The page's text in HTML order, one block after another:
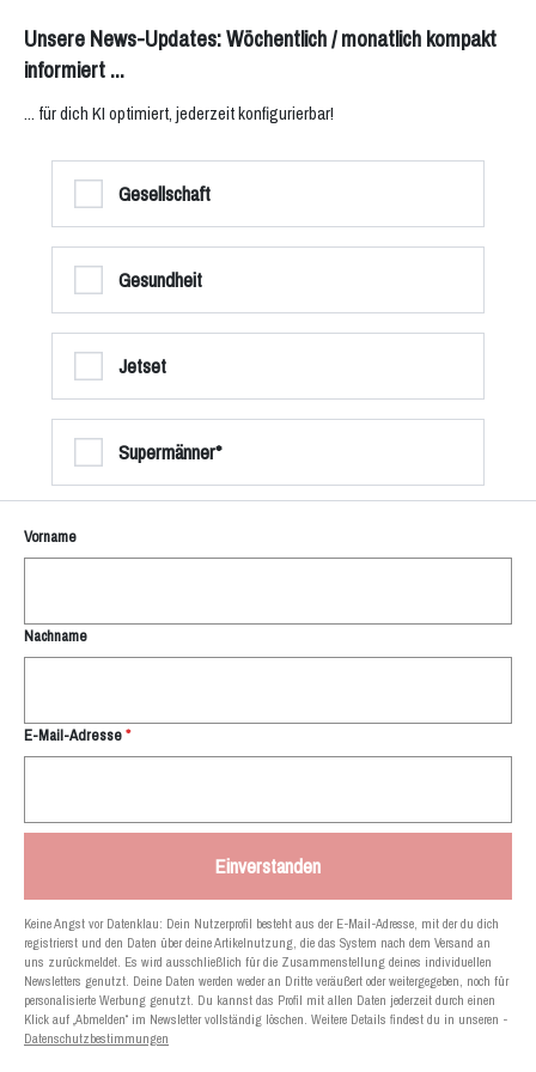
Unsere News-Updates: Wöchentlich / monatlich kompakt
informiert ...
... für dich KI optimiert, jederzeit konfigurierbar!
Gesellschaft
Gesundheit
Jetset
Supermänner*
News für Dich!
Vorname
Nachname
E-Mail-Adresse*
Einverstanden
Keine Angst vor Datenklau: Dein Nutzerprofil besteht aus der E-Mail-Adresse, mit der du dich
registrierst und den Daten über deine Artikelnutzung, die das System nach dem Versand an
uns zurückmeldet. Es wird ausschließlich für die Zusammenstellung deines individuellen
Newsletters genutzt. Deine Daten werden weder an Dritte veräußert oder weitergegeben, noch für
personalisierte Werbung genutzt. Du kannst das Profil mit allen Daten jederzeit durch einen
Klick auf „Abmelden“ im Newsletter vollständig löschen. Weitere Details findest du in unseren -
Datenschutzbestimmungen